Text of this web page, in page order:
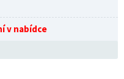
v nabídce